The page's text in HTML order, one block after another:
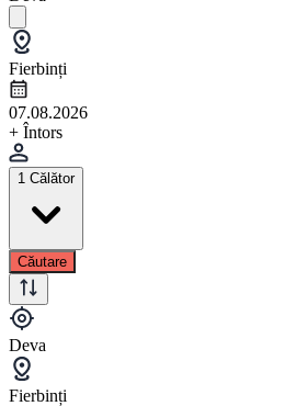
Fierbinți
07.08.2026
+ Întors
1 Călător
Căutare
Deva
Fierbinți